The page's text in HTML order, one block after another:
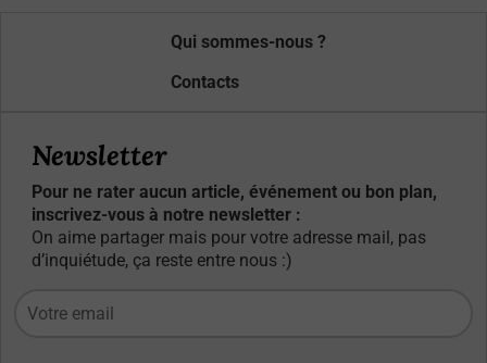
Qui sommes-nous ?
Contacts
Newsletter
Pour ne rater aucun article, événement ou bon plan,
inscrivez-vous à notre newsletter :
On aime partager mais pour votre adresse mail, pas
d’inquiétude, ça reste entre nous :)